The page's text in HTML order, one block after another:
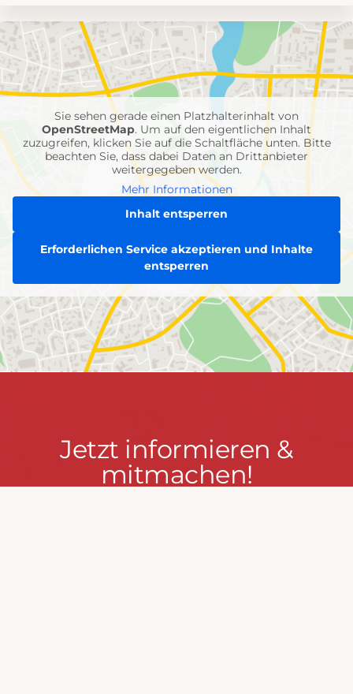
Umgebungskarte
mit
Feuerwehr-
Einheiten
Sie sehen gerade einen Platzhalterinhalt von
OpenStreetMap. Um auf den eigentlichen Inhalt
zuzugreifen, klicken Sie auf die Schaltfläche unten. Bitte
beachten Sie, dass dabei Daten an Drittanbieter
weitergegeben werden.
Mehr Informationen
Inhalt entsperren
Erforderlichen Service akzeptieren und Inhalte
entsperren
Jetzt
informieren
Jetzt informieren &
mitmachen!